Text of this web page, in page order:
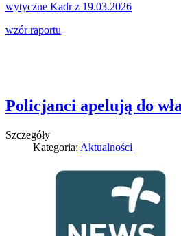
wytyczne Kadr z 19.03.2026
wzór raportu
Policjanci apelują do
Szczegóły
Kategoria: Aktualności